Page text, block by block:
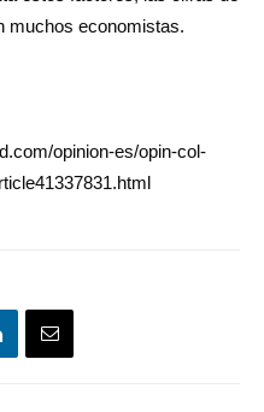
muchos economistas.
opinion-es/opin-col-